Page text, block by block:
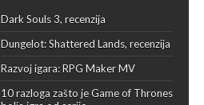
Dark Souls 3, recenzija
Dungelot: Shattered Lands, recenzija
Razvoj igara: RPG Maker MV
10 razloga zašto je Game of Thrones